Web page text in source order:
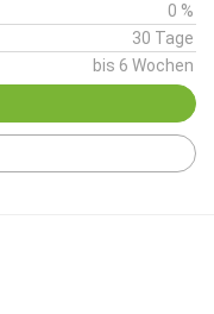
0 %
30 Tage
bis 6 Wochen